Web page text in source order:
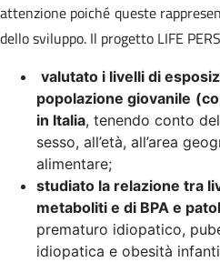
attenzione poiché queste
dello sviluppo. Il progetto LIFE
valutato i livelli di
popolazione giovanile
in Italia, tenendo conto
sesso, all’età, all’area
alimentare;
studiato la relazione tra
metaboliti e di BPA e
prematuro idiopatico,
idiopatica e obesità